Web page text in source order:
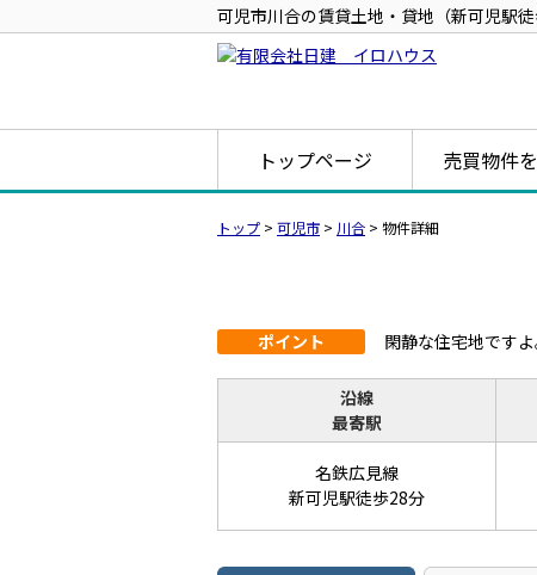
可児市川合の賃貸土地・貸地（新可児駅
トップページ 売買物件
トップ > 可児市 > 川合 > 物件詳細
ポイント 閑静な住宅地ですよ
沿線
最寄駅
名鉄広見線
新可児駅徒歩28分